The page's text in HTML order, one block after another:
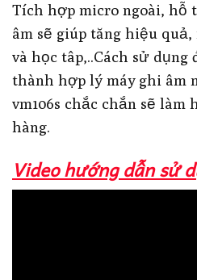
Tích hợp micro ngoài, hỗ
âm sẽ giúp tăng hiệu
và học tâp,..Cách sử dụng
thành hợp lý máy ghi âm
vm106s chắc chắn sẽ làm
hàng.
Video hướng dẫn sử